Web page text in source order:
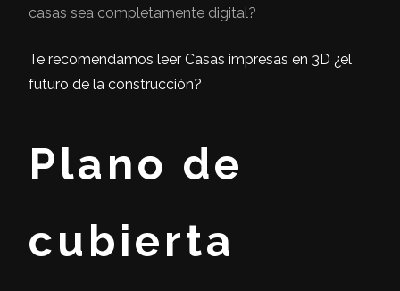
casas sea completamente digital?
Te recomendamos leer Casas impresas en 3D ¿el
futuro de la construcción?
Plano de
cubierta